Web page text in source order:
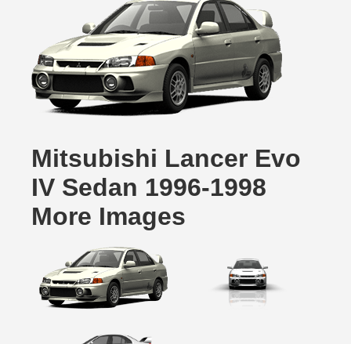
Mitsubishi Lancer Evo
IV Sedan 1996-1998
More Images